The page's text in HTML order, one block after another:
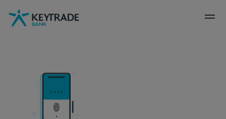
Naar
navigatie
Naar
aanmelden
Naar
inhoud